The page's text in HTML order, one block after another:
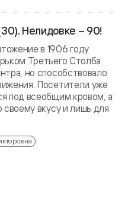
Нелидовке – 90!
в 1906 году
Третьего Столба
но способствовало
Посетители уже
под всеобщим кровом, а
вкусу и лишь для